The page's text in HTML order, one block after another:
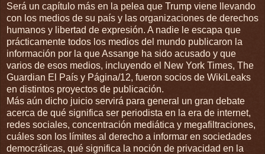
Será un capítulo más en la pelea que Trump viene llevando
con los medios de su país y las organizaciones de derechos
humanos y libertad de expresión. A nadie le escapa que
prácticamente todos los medios del mundo publicaron la
información por la que Assange ha sido acusado y que
varios de esos medios, incluyendo el New York Times, The
Guardian El País y Página/12, fueron socios de WikiLeaks
en distintos proyectos de publicación.
Más aún dicho juicio servirá para general un gran debate
acerca de qué significa ser periodista en la era de internet,
redes sociales, concentración mediática y megafiltraciones,
cuáles son los límites al derecho a informar en sociedades
democráticas, qué significa la noción de privacidad en la